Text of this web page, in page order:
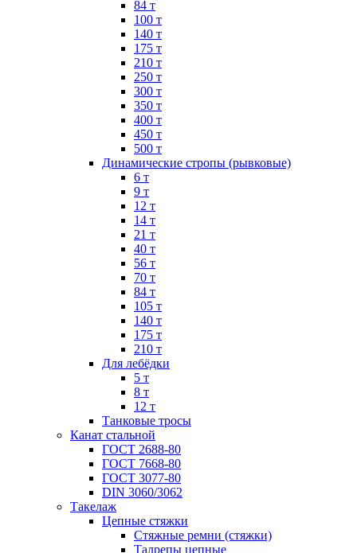
84 т
100 т
140 т
175 т
210 т
250 т
300 т
350 т
400 т
450 т
500 т
Динамические стропы (рывковые)
6 т
9 т
12 т
14 т
21 т
40 т
56 т
70 т
84 т
105 т
140 т
175 т
210 т
Для лебёдки
5 т
8 т
12 т
Танковые тросы
Канат стальной
ГОСТ 2688-80
ГОСТ 7668-80
ГОСТ 3077-80
DIN 3060/3062
Такелаж
Цепные стяжки
Стяжные ремни (стяжки)
Талрепы цепные